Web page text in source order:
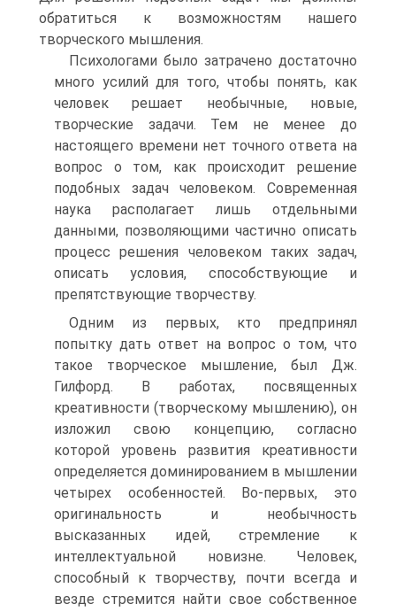
обратиться к возможностям нашего
творческого мышления.
Психологами было затрачено достаточно
много усилий для того, чтобы понять, как
человек решает необычные, новые,
творческие задачи. Тем не менее до
настоящего времени нет точного ответа на
вопрос о том, как происходит решение
подобных задач человеком. Современная
наука располагает лишь отдельными
данными, позволяющими частично описать
процесс решения человеком таких задач,
описать условия, способствующие и
препятствующие творчеству.
Одним из первых, кто предпринял
попытку дать ответ на вопрос о том, что
такое творческое мышление, был Дж.
Гилфорд. В работах, посвященных
креативности (творческому мышлению), он
изложил свою концепцию, согласно
которой уровень развития креативности
определяется доминированием в мышлении
четырех особенностей. Во-первых, это
оригинальность и необычность
высказанных идей, стремление к
интеллектуальной новизне. Человек,
способный к творчеству, почти всегда и
везде стремится найти свое собственное